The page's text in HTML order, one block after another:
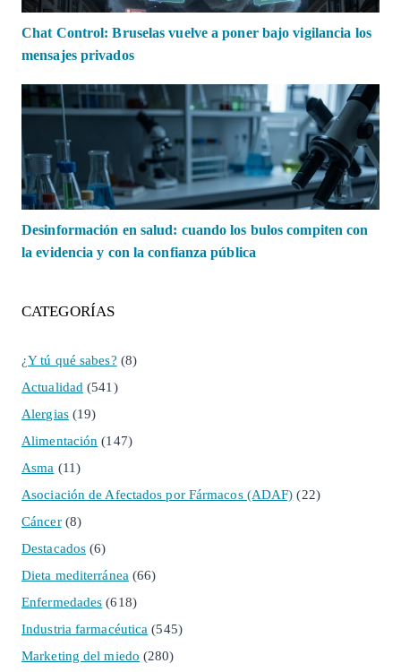
Chat Control: Bruselas vuelve a poner bajo vigilancia los
mensajes privados
Desinformación en salud: cuando los bulos compiten con
la evidencia y con la confianza pública
CATEGORÍAS
¿Y tú qué sabes? (8)
Actualidad (541)
Alergias(19)
Alimentación (147)
Asma (11)
Asociación de Afectados por Fármacos (ADAF) (22)
Cáncer(8)
Destacados (6)
Dieta mediterránea (66)
Enfermedades (618)
Industria farmacéutica (545)
Marketing del miedo (280)